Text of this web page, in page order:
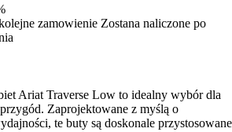
zamowienie Zostana naliczone po
Ariat Traverse Low to idealny wybór dla
Zaprojektowane z myślą o
te buty są doskonale przystosowane